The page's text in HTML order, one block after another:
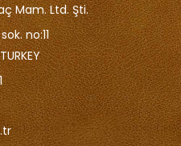
Mam. Ltd. Şti.
no:11